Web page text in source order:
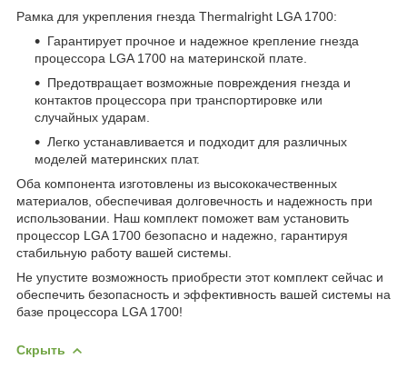
Рамка для укрепления гнезда Thermalright LGA 1700:
Гарантирует прочное и надежное крепление гнезда
процессора LGA 1700 на материнской плате.
Предотвращает возможные повреждения гнезда и
контактов процессора при транспортировке или
случайных ударам.
Легко устанавливается и подходит для различных
моделей материнских плат.
Оба компонента изготовлены из высококачественных
материалов, обеспечивая долговечность и надежность при
использовании. Наш комплект поможет вам установить
процессор LGA 1700 безопасно и надежно, гарантируя
стабильную работу вашей системы.
Не упустите возможность приобрести этот комплект сейчас и
обеспечить безопасность и эффективность вашей системы на
базе процессора LGA 1700!
Скрыть